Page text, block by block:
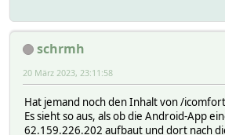
schrmh
20 März 2023, 23:11:58
Hat jemand noch den Inhalt von /
Es sieht so aus, als ob die Android-App
62.159.226.202 aufbaut und dort nach